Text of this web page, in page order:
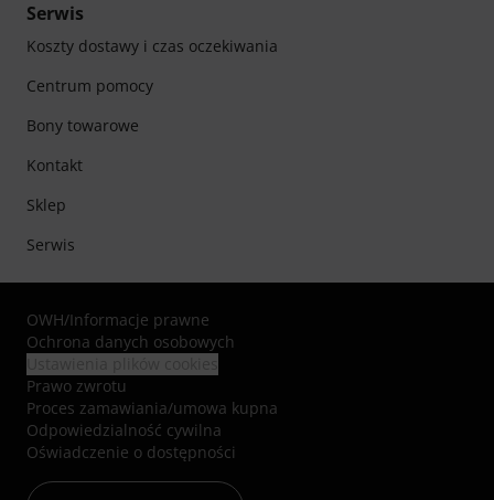
Serwis
Koszty dostawy i czas oczekiwania
Centrum pomocy
Bony towarowe
Kontakt
Sklep
Serwis
OWH/Informacje prawne
Ochrona danych osobowych
Prawo zwrotu
Proces zamawiania/umowa kupna
Odpowiedzialność cywilna
Oświadczenie o dostępności